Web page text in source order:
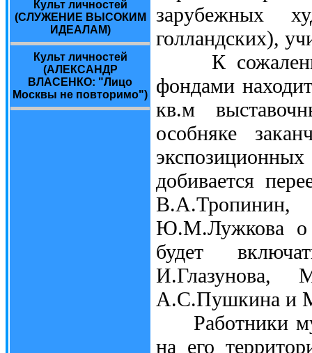
Культ личностей
(СЛУЖЕНИЕ ВЫСОКИМ
ИДЕАЛАМ)
Культ личностей
(АЛЕКСАНДР
ВЛАСЕНКО: "Лицо
Москвы не повторимо")
зарубежных
голландских),
К
фондами
кв.м
особняке
добивается
Ю.М.Лужкова о
будет
И.Глазунова,
А.С.Пушкина и
Работники
на его